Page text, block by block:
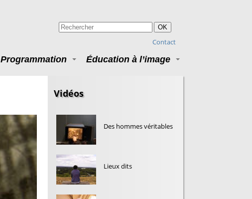
OK
Contact
Programmation Éducation à l’image
Vidéos
Des hommes véritables
Lieux dits